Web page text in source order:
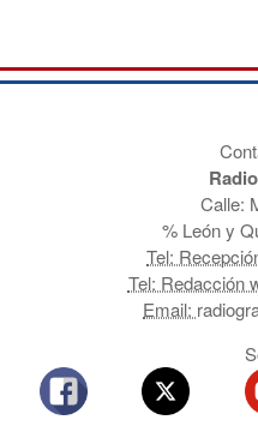
Calle:
% León y
Tel:
Tel: Redacción
Email: